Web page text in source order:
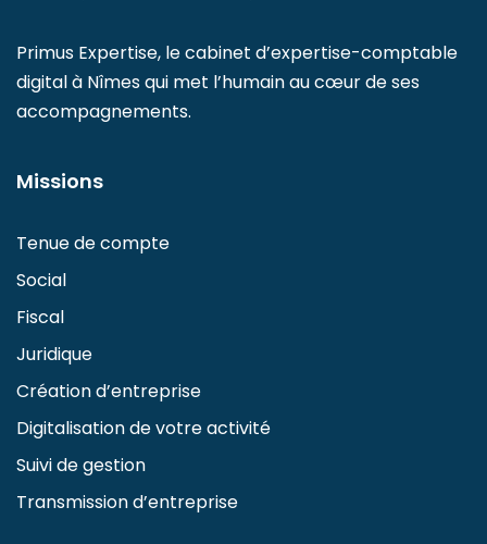
Primus Expertise, le cabinet d’expertise-comptable
digital à Nîmes qui met l’humain au cœur de ses
accompagnements.
Missions
Tenue de compte
Social
Fiscal
Juridique
Création d’entreprise
Digitalisation de votre activité
Suivi de gestion
Transmission d’entreprise